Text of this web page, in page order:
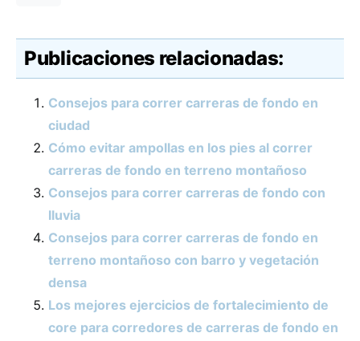
Publicaciones relacionadas:
Consejos para correr carreras de fondo en
ciudad
Cómo evitar ampollas en los pies al correr
carreras de fondo en terreno montañoso
Consejos para correr carreras de fondo con
lluvia
Consejos para correr carreras de fondo en
terreno montañoso con barro y vegetación
densa
Los mejores ejercicios de fortalecimiento de
core para corredores de carreras de fondo en